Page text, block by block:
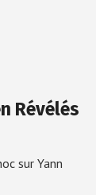
Révélés
sur Yann